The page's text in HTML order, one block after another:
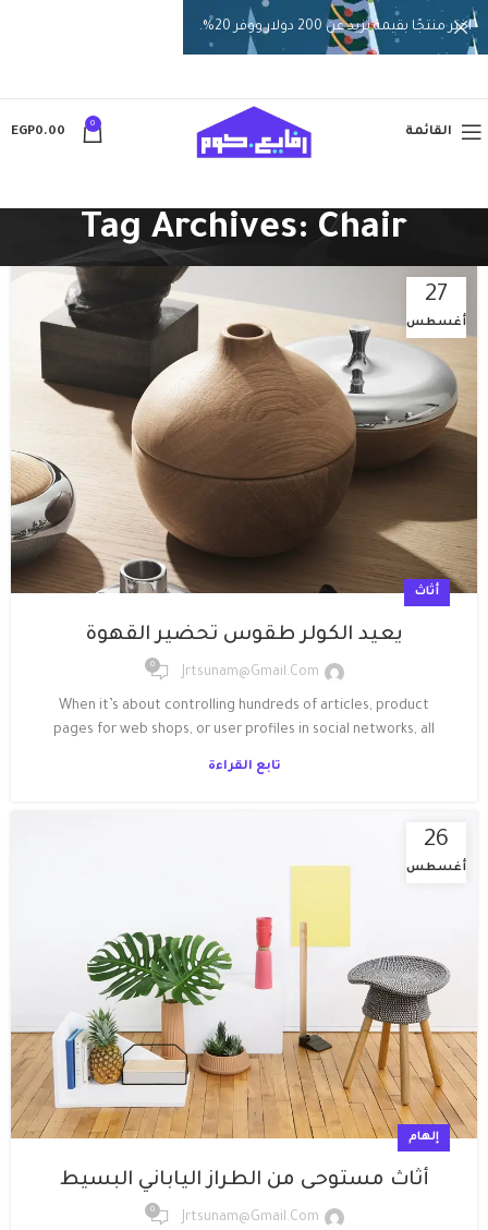
القائمة
0
EGP0.00
Tag Archives: Chair
27
أغسطس
أثاث
يعيد الكولر طقوس تحضير القهوة
Jrtsunam@gmail.com
0
When it’s about controlling hundreds of articles, product
pages for web shops, or user profiles in social networks, all
تابع القراءة
26
أغسطس
إلهام
أثاث مستوحى من الطراز الياباني البسيط
Jrtsunam@gmail.com
0
اختر منتجًا بقيمة تزيد عن 200 دولار ووفر 20%.